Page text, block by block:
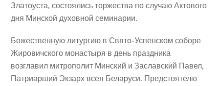
Златоуста, состоялись торжества по случаю Актового
дня Минской духовной семинарии.
Божественную литургию в Свято-Успенском соборе
Жировичского монастыря в день праздника
возглавил митрополит Минский и Заславский Павел,
Патриарший Экзарх всея Беларуси. Предстоятелю